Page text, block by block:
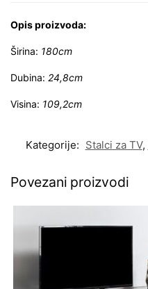
Opis proizvoda:
Širina: 180cm
Dubina: 24,8cm
Visina: 109,2cm
Kategorije: Stalci za TV,
Povezani proizvodi